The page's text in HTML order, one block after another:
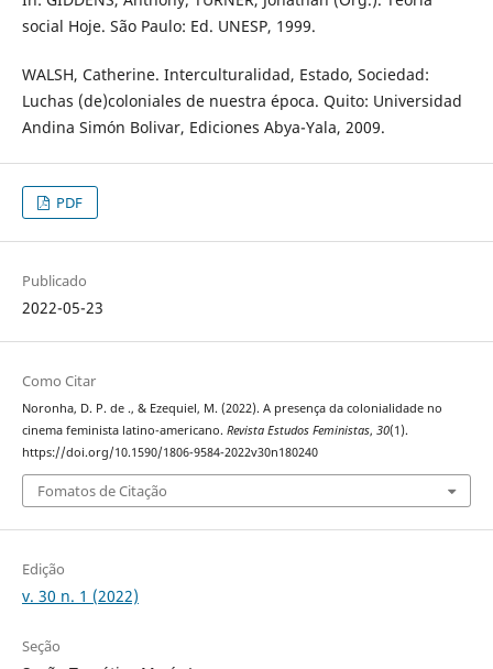
social Hoje. São Paulo: Ed. UNESP, 1999.
WALSH, Catherine. Interculturalidad, Estado, Sociedad:
Luchas (de)coloniales de nuestra época. Quito: Universidad
Andina Simón Bolivar, Ediciones Abya-Yala, 2009.
PDF
Publicado
2022-05-23
Como Citar
Noronha, D. P. de ., & Ezequiel, M. (2022). A presença da colonialidade no
cinema feminista latino-americano. Revista Estudos Feministas, 30(1).
https://doi.org/10.1590/1806-9584-2022v30n180240
Fomatos de Citação
Edição
v. 30 n. 1 (2022)
Seção